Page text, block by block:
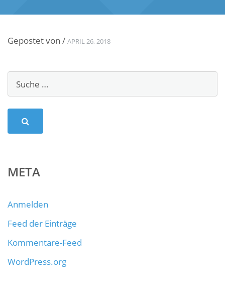
Gepostet von / APRIL 26, 2018
META
Anmelden
Feed der Einträge
Kommentare-Feed
WordPress.org